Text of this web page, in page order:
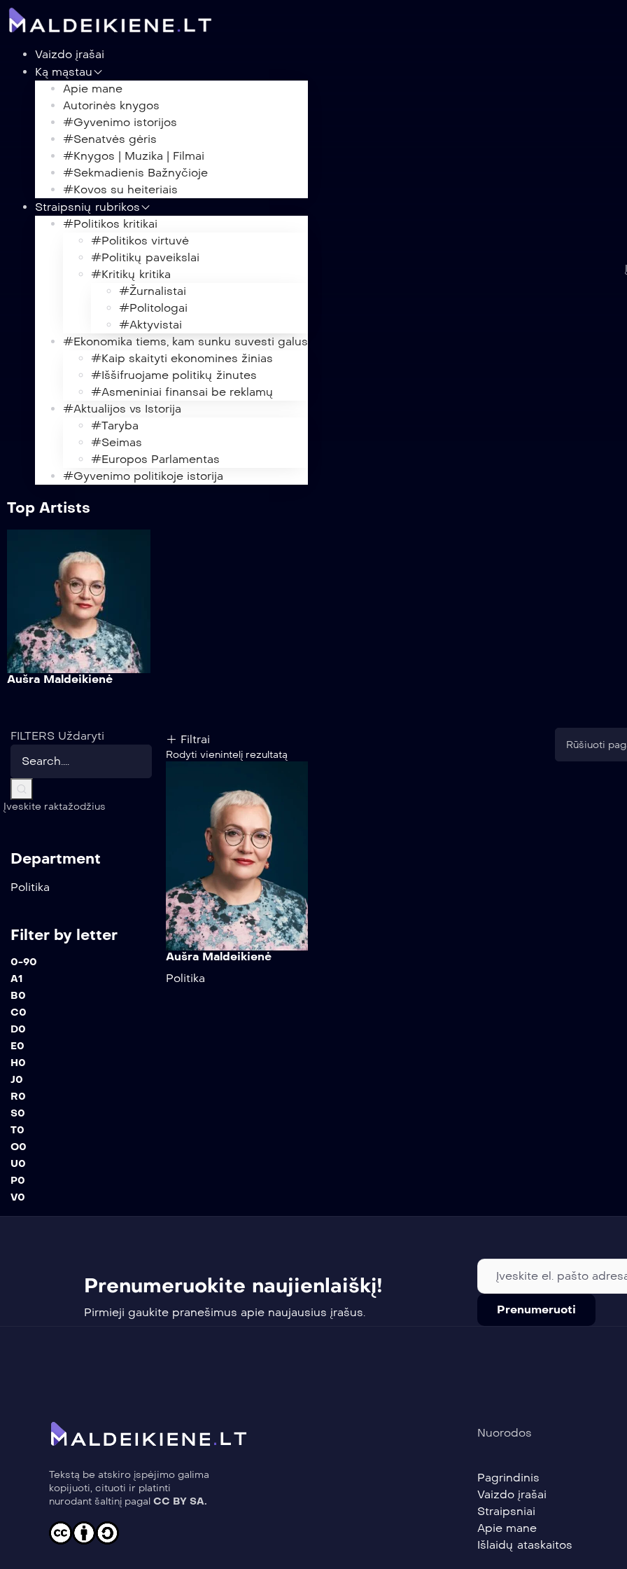
Vaizdo įrašai
Ką mąstau
Apie mane
Autorinės knygos
#Gyvenimo istorijos
#Senatvės gėris
#Knygos | Muzika | Filmai
#Sekmadienis Bažnyčioje
#Kovos su heiteriais
Straipsnių rubrikos
#Politikos kritikai
#Politikos virtuvė
#Politikų paveikslai
#Kritikų kritika
#Žurnalistai
#Politologai
#Aktyvistai
#Ekonomika tiems, kam sunku suvesti galus
#Kaip skaityti ekonomines žinias
#Iššifruojame politikų žinutes
#Asmeniniai finansai be reklamų
#Aktualijos vs Istorija
#Taryba
#Seimas
#Europos Parlamentas
#Gyvenimo politikoje istorija
Top Artists
Aušra Maldeikienė
FILTERS Uždaryti
Įveskite raktažodžius
Department
Politika
Filter by letter
0-90
A1
B0
C0
D0
E0
H0
J0
R0
S0
T0
O0
U0
P0
V0
Filtrai
Rodyti vienintelį rezultatą
Rūšiuoti
Aušra Maldeikienė
Politika
Prenumeruokite naujienlaiškį!
Pirmieji gaukite pranešimus apie naujausius įrašus.
Tekstą be atskiro įspėjimo galima
kopijuoti, cituoti ir platinti
nurodant šaltinį pagal CC BY SA.
Nuorodos
Pagrindinis
Vaizdo įrašai
Straipsniai
Apie mane
Išlaidų ataskaitos